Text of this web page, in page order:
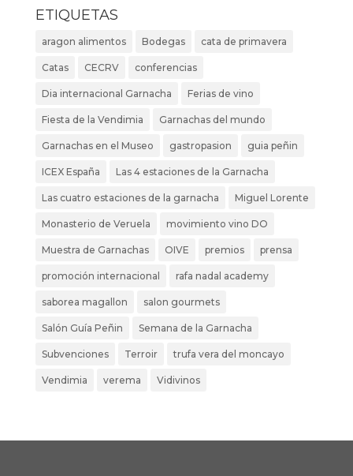
ETIQUETAS
aragon alimentos Bodegas cata de primavera
Catas CECRV conferencias
Dia internacional Garnacha Ferias de vino
Fiesta de la Vendimia Garnachas del mundo
Garnachas en el Museo gastropasion guia peñin
ICEX España Las 4 estaciones de la Garnacha
Las cuatro estaciones de la garnacha Miguel Lorente
Monasterio de Veruela movimiento vino DO
Muestra de Garnachas OIVE premios prensa
promoción internacional rafa nadal academy
saborea magallon salon gourmets
Salón Guía Peñin Semana de la Garnacha
Subvenciones Terroir trufa vera del moncayo
Vendimia verema Vidivinos